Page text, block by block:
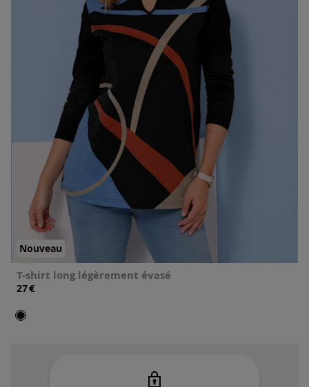
Nouveau
T-shirt long légèrement évasé
27€